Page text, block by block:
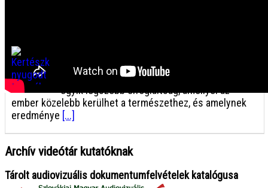
kezdőknek, akik főleg élvezni szeretnék a
kertészkedés folyamatát A kertészkedés az
egyik legszebb elfoglaltság, amellyel az
ember közelebb kerülhet a természethez, és amelynek
eredménye [...]
Archív videótár kutatóknak
Tárolt audiovizuális dokumentumfelvételek katalógusa